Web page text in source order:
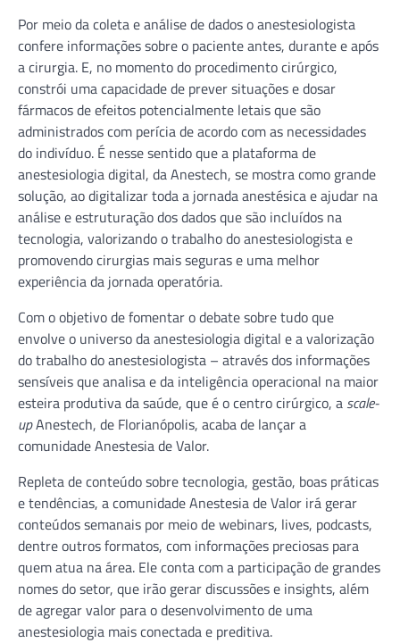
Por meio da coleta e análise de dados o anestesiologista
confere informações sobre o paciente antes, durante e após
a cirurgia. E, no momento do procedimento cirúrgico,
constrói uma capacidade de prever situações e dosar
fármacos de efeitos potencialmente letais que são
administrados com perícia de acordo com as necessidades
do indivíduo. É nesse sentido que a plataforma de
anestesiologia digital, da Anestech, se mostra como grande
solução, ao digitalizar toda a jornada anestésica e ajudar na
análise e estruturação dos dados que são incluídos na
tecnologia, valorizando o trabalho do anestesiologista e
promovendo cirurgias mais seguras e uma melhor
experiência da jornada operatória.
Com o objetivo de fomentar o debate sobre tudo que
envolve o universo da anestesiologia digital e a valorização
do trabalho do anestesiologista – através dos informações
sensíveis que analisa e da inteligência operacional na maior
esteira produtiva da saúde, que é o centro cirúrgico, a scale-
upAnestech, de Florianópolis, acaba de lançar a
comunidade Anestesia de Valor.
Repleta de conteúdo sobre tecnologia, gestão, boas práticas
e tendências, a comunidade Anestesia de Valor irá gerar
conteúdos semanais por meio de webinars, lives, podcasts,
dentre outros formatos, com informações preciosas para
quem atua na área. Ele conta com a participação de grandes
nomes do setor, que irão gerar discussões e insights, além
de agregar valor para o desenvolvimento de uma
anestesiologia mais conectada e preditiva.